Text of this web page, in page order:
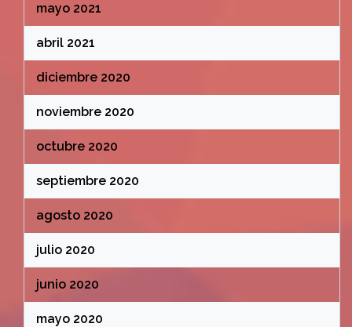
mayo 2021
abril 2021
diciembre 2020
noviembre 2020
octubre 2020
septiembre 2020
agosto 2020
julio 2020
junio 2020
mayo 2020